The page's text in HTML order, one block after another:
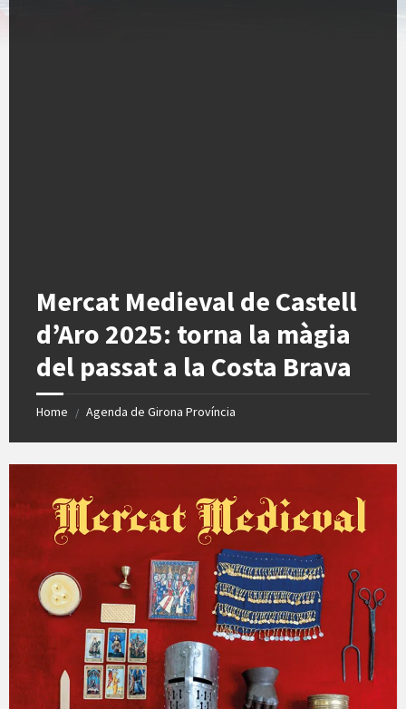
Mercat Medieval de Castell
d’Aro 2025: torna la màgia
del passat a la Costa Brava
Home / Agenda de Girona Província